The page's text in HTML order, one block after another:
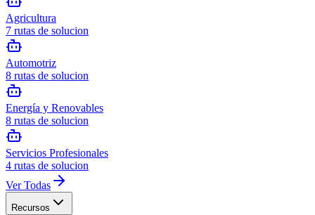
Agricultura
7 rutas de solucion
Automotriz
8 rutas de solucion
Energía y Renovables
8 rutas de solucion
Servicios Profesionales
4 rutas de solucion
Ver Todas
Recursos